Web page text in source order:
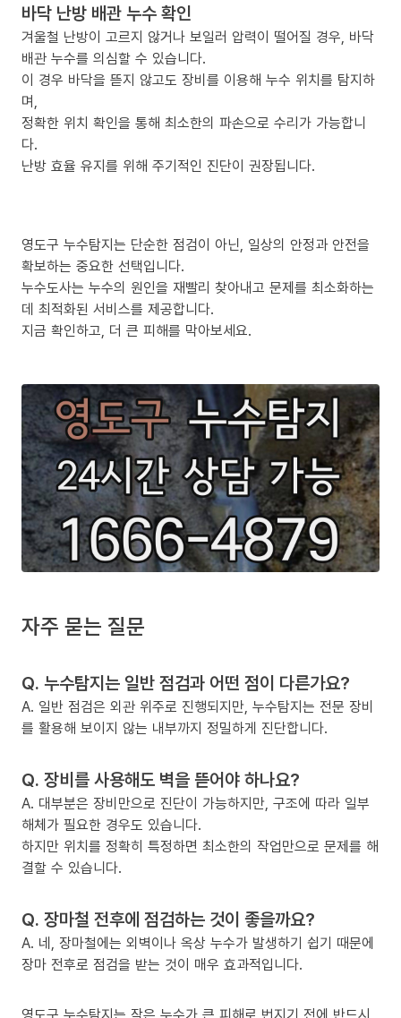
바닥 난방 배관 누수 확인
겨울철 난방이 고르지 않거나 보일러 압력이 떨어질 경우, 바닥
배관 누수를 의심할 수 있습니다.
이 경우 바닥을 뜯지 않고도 장비를 이용해 누수 위치를 탐지하
며,
정확한 위치 확인을 통해 최소한의 파손으로 수리가 가능합니
다.
난방 효율 유지를 위해 주기적인 진단이 권장됩니다.
영도구 누수탐지는 단순한 점검이 아닌, 일상의 안정과 안전을
확보하는 중요한 선택입니다.
누수도사는 누수의 원인을 재빨리 찾아내고 문제를 최소화하는
데 최적화된 서비스를 제공합니다.
지금 확인하고, 더 큰 피해를 막아보세요.
자주 묻는 질문
Q. 누수탐지는 일반 점검과 어떤 점이 다른가요?
A. 일반 점검은 외관 위주로 진행되지만, 누수탐지는 전문 장비
를 활용해 보이지 않는 내부까지 정밀하게 진단합니다.
Q. 장비를 사용해도 벽을 뜯어야 하나요?
A. 대부분은 장비만으로 진단이 가능하지만, 구조에 따라 일부
해체가 필요한 경우도 있습니다.
하지만 위치를 정확히 특정하면 최소한의 작업만으로 문제를 해
결할 수 있습니다.
Q. 장마철 전후에 점검하는 것이 좋을까요?
A. 네, 장마철에는 외벽이나 옥상 누수가 발생하기 쉽기 때문에
장마 전후로 점검을 받는 것이 매우 효과적입니다.